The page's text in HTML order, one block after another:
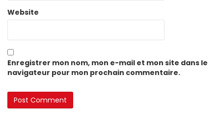
Website
Enregistrer mon nom, mon e-mail et mon site dans le
navigateur pour mon prochain commentaire.